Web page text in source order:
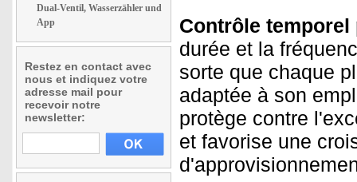
Dual-Ventil, Wasserzähler und
App
Restez en contact avec
nous et indiquez votre
adresse mail pour
recevoir notre
newsletter:
Contrôle
durée et la
sorte que chaque
adaptée à son
protège contre
et favorise une